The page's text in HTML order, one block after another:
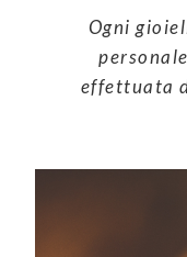
Ogni
effettuata